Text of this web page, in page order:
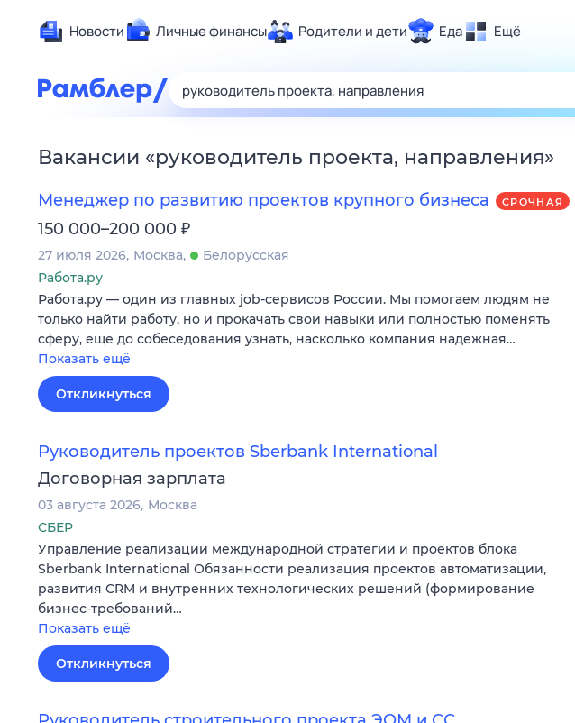
Новости Личные финансы Родители и дети Еда Ещё
Здоровье
Развлечения и отдых
Спорт
Карьера
Сберегаем вместе
Гороскопы
Вакансии «руководитель проекта, направления»
Менеджер по развитию проектов крупного бизнеса СРОЧНАЯ
150 000–200 000 ₽
27 июля 2026 Москва
Белорусская
Работа.ру
Работа.ру — один из главных job-сервисов России. Мы помогаем людям не
только найти работу, но и прокачать свои навыки или полностью поменять
сферу, еще до собеседования узнать, насколько компания надежная…
Показать ещё
Откликнуться
Руководитель проектов Sberbank International
Договорная зарплата
03 августа 2026 Москва
СБЕР
Управление реализации международной стратегии и проектов блока
Sberbank International Обязанности реализация проектов автоматизации,
развития CRM и внутренних технологических решений (формирование
бизнес-требований…
Показать ещё
Откликнуться